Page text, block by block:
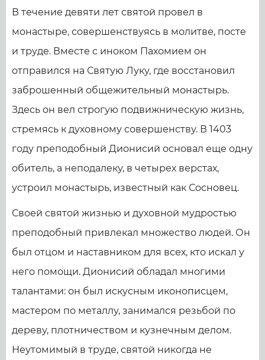
В течение девяти лет святой провел в
монастыре, совершенствуясь в молитве, посте
и труде. Вместе с иноком Пахомием он
отправился на Святую Луку, где восстановил
заброшенный общежительный монастырь.
Здесь он вел строгую подвижническую жизнь,
стремясь к духовному совершенству. В 1403
году преподобный Дионисий основал еще одну
обитель, а неподалеку, в четырех верстах,
устроил монастырь, известный как Сосновец.
Своей святой жизнью и духовной мудростью
преподобный привлекал множество людей. Он
был отцом и наставником для всех, кто искал у
него помощи. Дионисий обладал многими
талантами: он был искусным иконописцем,
мастером по металлу, занимался резьбой по
дереву, плотничеством и кузнечным делом.
Неутомимый в труде, святой никогда не